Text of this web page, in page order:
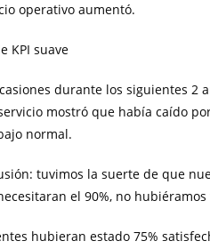
operativo aumentó.
KPI suave
durante los siguientes 2
mostró que había caído
normal.
tuvimos la suerte de que
el 90%, no
hubieran estado 75%